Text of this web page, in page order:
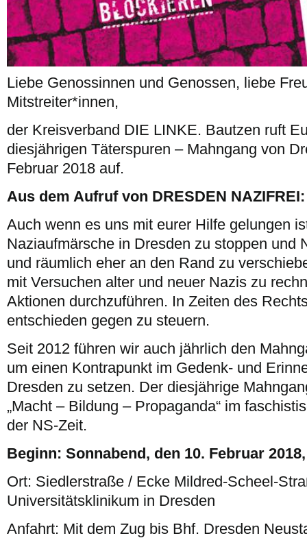
Liebe Genossinnen und Genossen, liebe
Mitstreiter*innen,
der Kreisverband DIE LINKE. Bautzen ruft
diesjährigen Täterspuren – Mahngang von
Februar 2018 auf.
Aus dem Aufruf von DRESDEN NAZIFREI:
Auch wenn es uns mit eurer Hilfe gelungen
Naziaufmärsche in Dresden zu stoppen und
und räumlich eher an den Rand zu
mit Versuchen alter und neuer Nazis zu
Aktionen durchzuführen. In Zeiten des
entschieden gegen zu steuern.
Seit 2012 führen wir auch jährlich den
um einen Kontrapunkt im Gedenk- und
Dresden zu setzen. Der diesjährige
„Macht – Bildung – Propaganda“ im
der NS-Zeit.
Beginn: Sonnabend, den 10. Februar
Ort: Siedlerstraße / Ecke Mildred-Scheel-
Universitätsklinikum in Dresden
Anfahrt: Mit dem Zug bis Bhf. Dresden